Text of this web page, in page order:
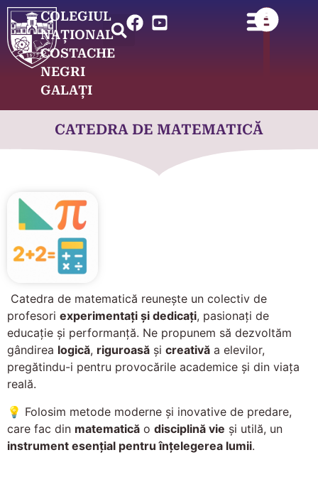
COLEGIUL
NAȚIONAL
COSTACHE
NEGRI
GALAȚI
CATEDRA DE MATEMATICĂ
Catedra de matematică reunește un colectiv de
profesori experimentați și dedicați, pasionați de
educație și performanță. Ne propunem să dezvoltăm
gândirea logică, riguroasă și creativă a elevilor,
pregătindu-i pentru provocările academice și din viața
reală.
💡 Folosim metode moderne și inovative de predare,
care fac din matematică o disciplină vie și utilă, un
instrument esențial pentru înțelegerea lumii.